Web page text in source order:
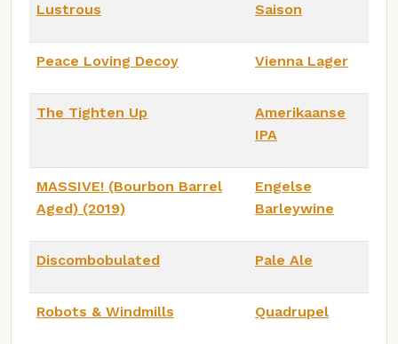
Lustrous Saison
Peace Loving Decoy Vienna Lager
The Tighten Up
Amerikaanse
IPA
MASSIVE! (Bourbon Barrel
Aged) (2019)
Engelse
Barleywine
Discombobulated Pale Ale
Robots & Windmills Quadrupel